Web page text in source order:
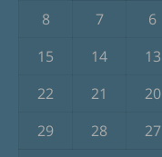
6
7
8
13
14
15
20
21
22
27
28
29